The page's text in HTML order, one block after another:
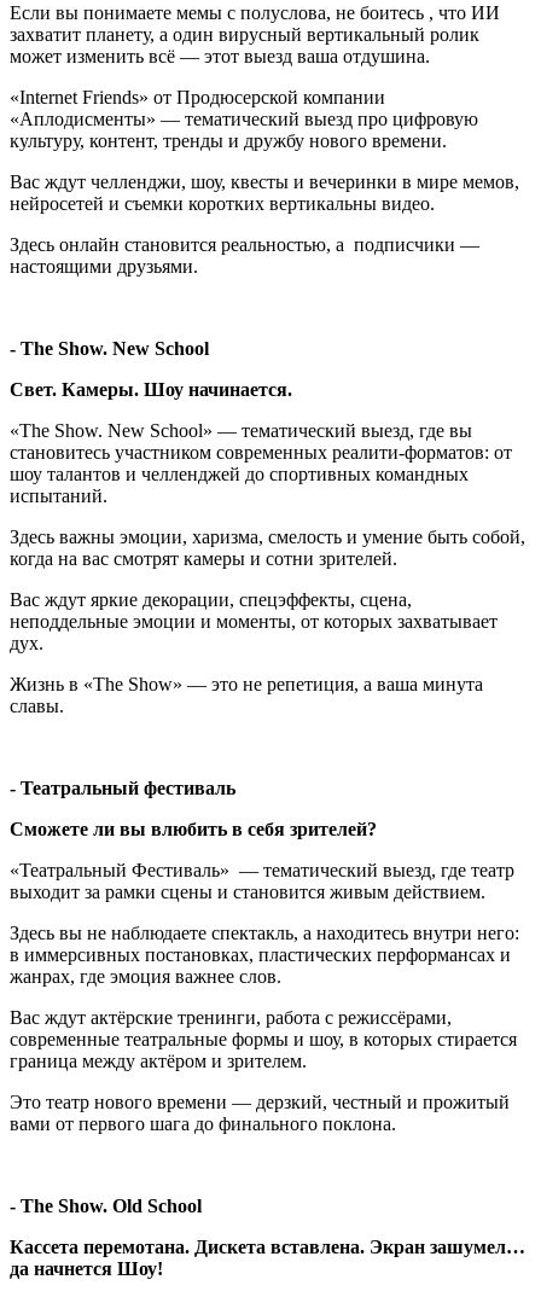
Если вы понимаете мемы с полуслова, не боитесь , что ИИ
захватит планету, а один вирусный вертикальный ролик
может изменить всё — этот выезд ваша отдушина.
«Internet Friends» от Продюсерской компании
«Аплодисменты» — тематический выезд про цифровую
культуру, контент, тренды и дружбу нового времени.
Вас ждут челленджи, шоу, квесты и вечеринки в мире мемов,
нейросетей и съемки коротких вертикальны видео.
Здесь онлайн становится реальностью, а подписчики —
настоящими друзьями.
- The Show. New School
Свет. Камеры. Шоу начинается.
«The Show. New School» — тематический выезд, где вы
становитесь участником современных реалити-форматов: от
шоу талантов и челленджей до спортивных командных
испытаний.
Здесь важны эмоции, харизма, смелость и умение быть собой,
когда на вас смотрят камеры и сотни зрителей.
Вас ждут яркие декорации, спецэффекты, сцена,
неподдельные эмоции и моменты, от которых захватывает
дух.
Жизнь в «The Show» — это не репетиция, а ваша минута
славы.
- Театральный фестиваль
Сможете ли вы влюбить в себя зрителей?
«Театральный Фестиваль» — тематический выезд, где театр
выходит за рамки сцены и становится живым действием.
Здесь вы не наблюдаете спектакль, а находитесь внутри него:
в иммерсивных постановках, пластических перформансах и
жанрах, где эмоция важнее слов.
Вас ждут актёрские тренинги, работа с режиссёрами,
современные театральные формы и шоу, в которых стирается
граница между актёром и зрителем.
Это театр нового времени — дерзкий, честный и прожитый
вами от первого шага до финального поклона.
- The Show. Old School
Кассета перемотана. Дискета вставлена. Экран зашумел…
да начнется Шоу!